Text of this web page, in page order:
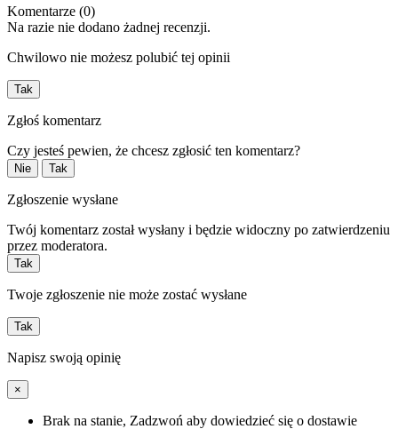
Komentarze (0)
Na razie nie dodano żadnej recenzji.
Chwilowo nie możesz polubić tej opinii
Tak
Zgłoś komentarz
Czy jesteś pewien, że chcesz zgłosić ten komentarz?
Nie Tak
Zgłoszenie wysłane
Twój komentarz został wysłany i będzie widoczny po zatwierdzeniu
przez moderatora.
Tak
Twoje zgłoszenie nie może zostać wysłane
Tak
Napisz swoją opinię
×
Brak na stanie, Zadzwoń aby dowiedzieć się o dostawie